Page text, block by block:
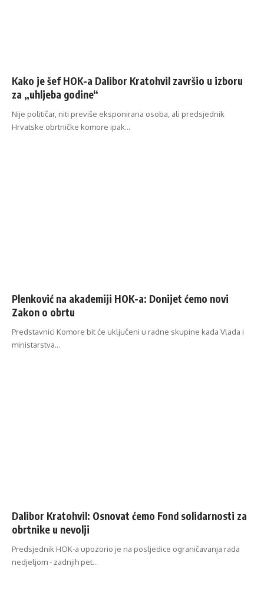
Kako je šef HOK-a Dalibor Kratohvil završio u izboru
za „uhljeba godine“
Nije političar, niti previše eksponirana osoba, ali predsjednik
Hrvatske obrtničke komore ipak…
Plenković na akademiji HOK-a: Donijet ćemo novi
Zakon o obrtu
Predstavnici Komore bit će uključeni u radne skupine kada Vlada i
ministarstva…
Dalibor Kratohvil: Osnovat ćemo Fond solidarnosti za
obrtnike u nevolji
Predsjednik HOK-a upozorio je na posljedice ograničavanja rada
nedjeljom - zadnjih pet…